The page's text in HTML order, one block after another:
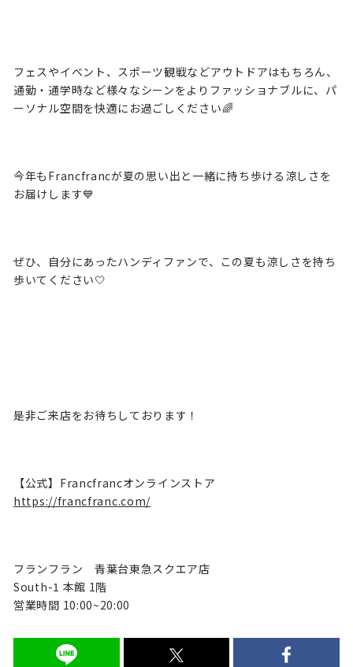
フェスやイベント、スポーツ観戦などアウトドアはもちろん、
通勤・通学時など様々なシーンをよりファッショナブルに、パ
ーソナル空間を快適にお過ごしください🌈
今年もFrancfrancが夏の思い出と一緒に持ち歩ける涼しさを
お届けします💙
ぜひ、自分にあったハンディファンで、この夏も涼しさを持ち
歩いてください🤍
是非ご来店をお待ちしております！
【公式】Francfrancオンラインストア
https://francfranc.com/
フランフラン 青葉台東急スクエア店
South-1 本館 1階
営業時間 10:00~20:00